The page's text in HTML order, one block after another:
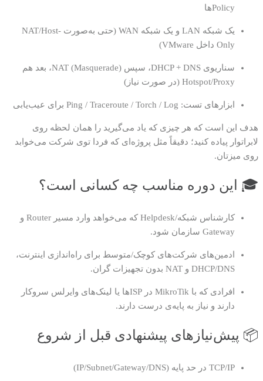
Policyها
یک شبکه LAN و یک شبکه WAN (حتی به‌صورت NAT/Host-
Only داخل VMware)
سناریوی DHCP + DNS، سپس NAT (Masquerade)، بعد هم
Hotspot/Proxy (در صورت نیاز)
ابزارهای تست: Ping / Traceroute / Torch / Log برای عیب‌یابی
هدف این است که هر چیزی که یاد می‌گیرید را همان لحظه روی
لابراتوار پیاده کنید؛ دقیقاً مثل پروژه‌ای که فردا توی شرکت می‌خوابد
روی میزتان.
🎓 این دوره مناسب چه کسانی است؟
کارشناس شبکه/Helpdesk که می‌خواهد وارد مسیر Router و
Gateway سازمان شود.
ادمین‌های شرکت‌های کوچک/متوسط برای راه‌اندازی اینترنت،
DHCP/DNS و NAT بدون تجهیزات گران.
افرادی که با MikroTik در ISPها یا لینک‌های وایرلس سروکار
دارند و نیاز به پایه‌ی درست دارند.
📦 پیش‌نیازهای پیشنهادی قبل از شروع
TCP/IP در حد پایه (IP/Subnet/Gateway/DNS)